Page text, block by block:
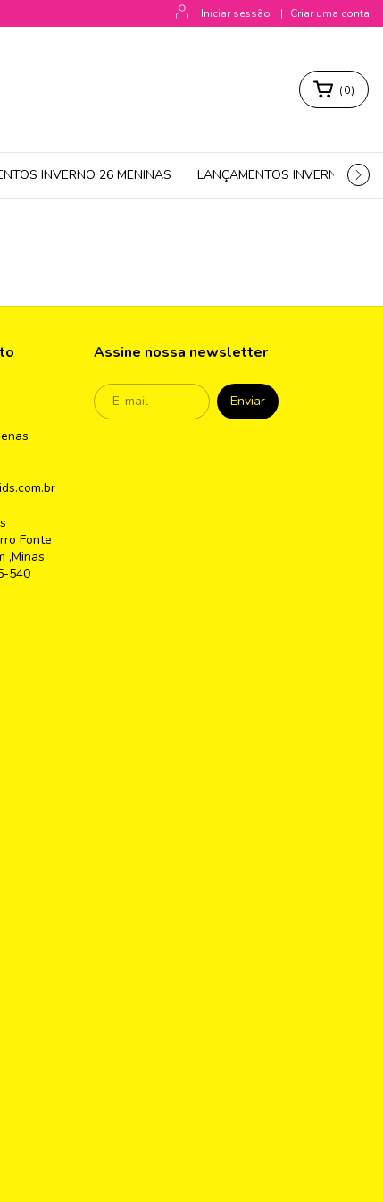
Iniciar sessão | Criar uma conta
(0)
INVERNO 26 MENINAS LANÇAMENTOS INVERNO 26
Fonte
,Minas
540
Assine nossa newsletter